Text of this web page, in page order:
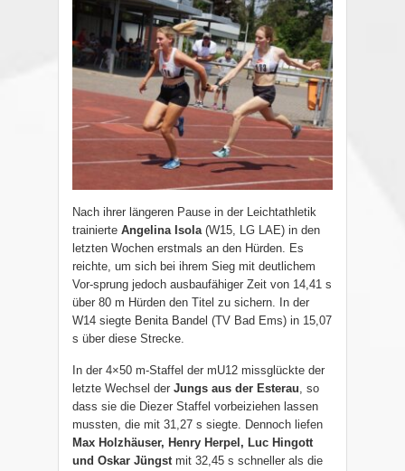
Nach ihrer längeren Pause in der Leichtathletik
trainierte Angelina Isola(W15, LG LAE) in den
letzten Wochen erstmals an den Hürden. Es
reichte, um sich bei ihrem Sieg mit deutlichem
Vor-sprung jedoch ausbaufähiger Zeit von 14,41 s
über 80 m Hürden den Titel zu sichern. In der
W14 siegte Benita Bandel (TV Bad Ems) in 15,07
s über diese Strecke.
In der 4×50 m-Staffel der mU12 missglückte der
letzte Wechsel der Jungs aus der Esterau, so
dass sie die Diezer Staffel vorbeiziehen lassen
mussten, die mit 31,27 s siegte. Dennoch liefen
Max Holzhäuser, Henry Herpel, Luc Hingott
und Oskar Jüngstmit 32,45 s schneller als die